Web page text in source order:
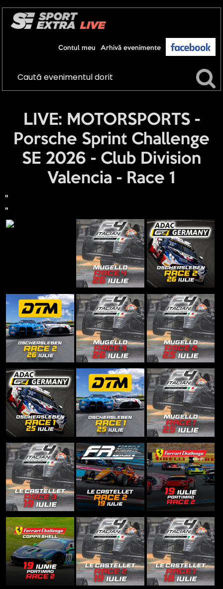
Arhivă evenimente
Contul meu
LIVE: MOTORSPORTS -
Porsche Sprint Challenge
SE 2026 - Club Division
Valencia - Race 1
"
"